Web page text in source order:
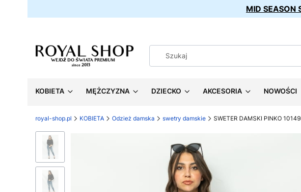
MID SEASON
KOBIETA MĘŻCZYZNA DZIECKO AKCESORIA NOWOŚCI
royal-shop.pl KOBIETA Odzież damska swetry damskie SWETER DAMSKI PINKO